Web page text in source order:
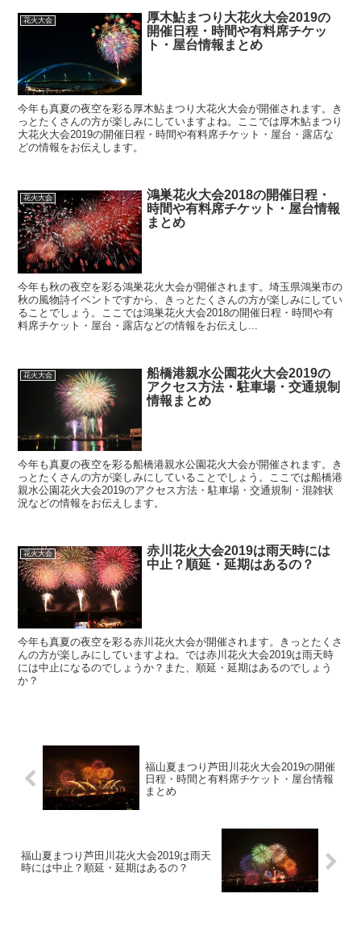
花火大会
厚木鮎まつり大花火大会2019の
開催日程・時間や有料席チケッ
ト・屋台情報まとめ
今年も真夏の夜空を彩る厚木鮎まつり大花火大会が開催されます。き
っとたくさんの方が楽しみにしていますよね。ここでは厚木鮎まつり
大花火大会2019の開催日程・時間や有料席チケット・屋台・露店な
どの情報をお伝えします。
花火大会
鴻巣花火大会2018の開催日程・
時間や有料席チケット・屋台情報
まとめ
今年も秋の夜空を彩る鴻巣花火大会が開催されます。埼玉県鴻巣市の
秋の風物詩イベントですから、きっとたくさんの方が楽しみにしてい
ることでしょう。ここでは鴻巣花火大会2018の開催日程・時間や有
料席チケット・屋台・露店などの情報をお伝えし...
花火大会
船橋港親水公園花火大会2019の
アクセス方法・駐車場・交通規制
情報まとめ
今年も真夏の夜空を彩る船橋港親水公園花火大会が開催されます。き
っとたくさんの方が楽しみにしていることでしょう。ここでは船橋港
親水公園花火大会2019のアクセス方法・駐車場・交通規制・混雑状
況などの情報をお伝えします。
花火大会
赤川花火大会2019は雨天時には
中止？順延・延期はあるの？
今年も真夏の夜空を彩る赤川花火大会が開催されます。きっとたくさ
んの方が楽しみにしていますよね。では赤川花火大会2019は雨天時
には中止になるのでしょうか？また、順延・延期はあるのでしょう
か？
福山夏まつり芦田川花火大会2019の開催
日程・時間と有料席チケット・屋台情報
まとめ
福山夏まつり芦田川花火大会2019は雨天
時には中止？順延・延期はあるの？